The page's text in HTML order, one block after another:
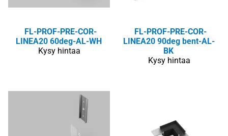
FL-PROF-PRE-COR-
LINEA20 60deg-AL-WH
Kysy hintaa
FL-PROF-PRE-COR-
LINEA20 90deg bent-AL-
BK
Kysy hintaa